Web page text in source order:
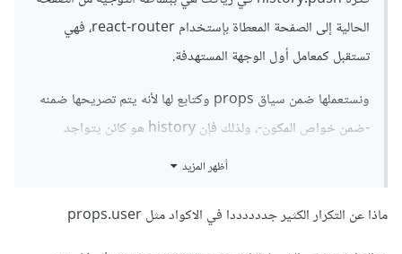
الحالية إلى الصفحة المعطاة بإستخدام react-router، فهي
تستقبل كمعامل أول الوجهة المستهدفة.
ونستعملها ضمن سياق props وكتابع لها لأنه يتم تصريحها ضمنه
-ضمن خواص المكون-، ولذلك فإن history هو كائن يتواجد
أظهر المزيد
ماذا عن التكرار الكثير جددددددا في الاكواد مثل props.user